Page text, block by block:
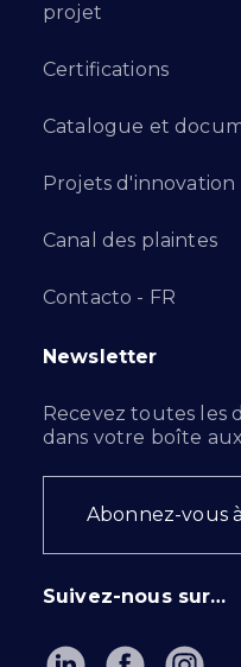
projet
Certifications
Catalogue et
Projets d'innovation
Canal des plaintes
Contacto - FR
Newsletter
Recevez toutes les
dans votre boîte
Abonnez-vous à
Suivez-nous sur…